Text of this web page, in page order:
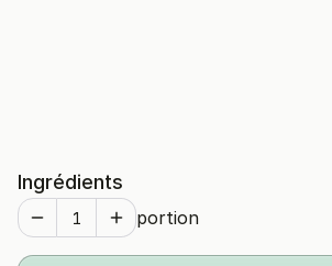
Ingrédients
portion